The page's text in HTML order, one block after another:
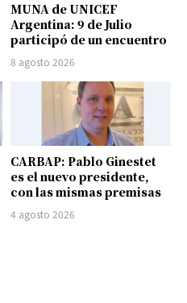
MUNA de UNICEF
Argentina: 9 de Julio
participó de un encuentro
8 agosto 2026
CARBAP: Pablo Ginestet
es el nuevo presidente,
con las mismas premisas
4 agosto 2026